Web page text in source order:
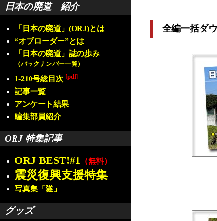
日本の廃道 紹介
「日本の廃道」(ORJ)とは
“オブローダー”とは
「日本の廃道」誌の歩み
（バックナンバー一覧）
1-210号総目次 [pdf]
記事一覧
アンケート結果
編集部員紹介
ORJ 特集記事
ORJ BEST!#1 （無料）
震災復興支援特集
写真集「隧」
グッズ
全編一括ダ